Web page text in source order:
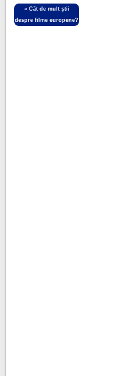
« Cât de mult știi
despre filme europene?